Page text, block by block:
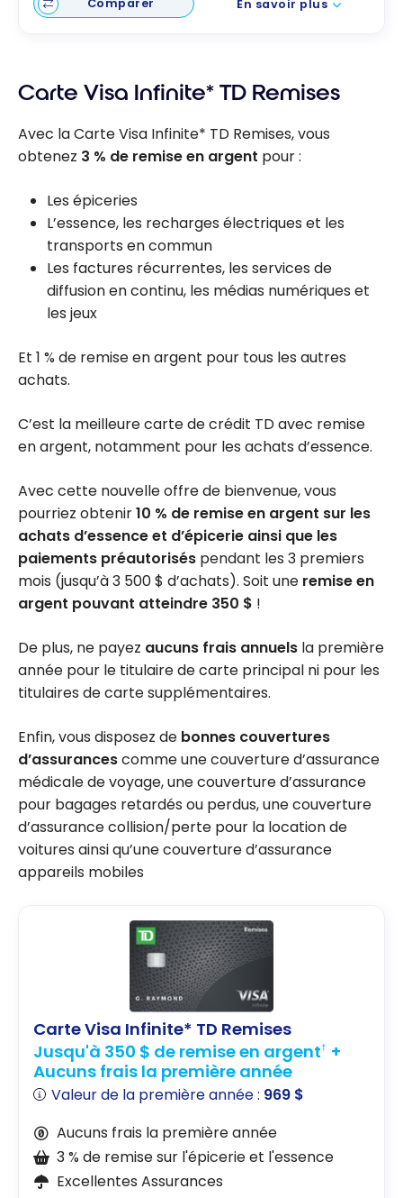
Comparer En savoir plus
Carte Visa Infinite* TD Remises
Avec la Carte Visa Infinite* TD Remises, vous
obtenez 3 % de remise en argent pour :
Les épiceries
L’essence, les recharges électriques et les
transports en commun
Les factures récurrentes, les services de
diffusion en continu, les médias numériques et
les jeux
Et 1 % de remise en argent pour tous les autres
achats.
C’est la meilleure carte de crédit TD avec remise
en argent, notamment pour les achats d’essence.
Avec cette nouvelle offre de bienvenue, vous
pourriez obtenir10 % de remise en argent sur les
achats d’essence et d’épicerie ainsi que les
paiements préautorisés pendant les 3 premiers
mois (jusqu’à 3 500 $ d’achats). Soit une remise en
argent pouvant atteindre 350 $ !
De plus, ne payez aucuns frais annuels la première
année pour le titulaire de carte principal ni pour les
titulaires de carte supplémentaires.
Enfin, vous disposez de bonnes couvertures
d’assurancescomme une couverture d’assurance
médicale de voyage, une couverture d’assurance
pour bagages retardés ou perdus, une couverture
d’assurance collision/perte pour la location de
voitures ainsi qu’une couverture d’assurance
appareils mobiles
Carte Visa Infinite* TD Remises
Jusqu'à 350 $ de remise en argent† +
Aucuns frais la première année
Valeur de la première année : 969 $
Aucuns frais la première année
3 % de remise sur l'épicerie et l'essence
Excellentes Assurances